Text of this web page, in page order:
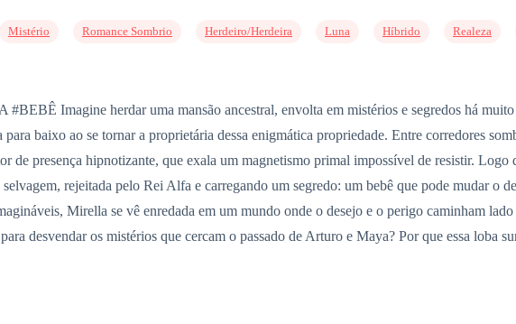
Mistério Romance Sombrio Herdeiro/Herdeira Luna Híbrido Realeza
Imagine herdar uma mansão ancestral, envolta em mistérios e segredos há
baixo ao se tornar a proprietária dessa enigmática propriedade. Entre corredores
de presença hipnotizante, que exala um magnetismo primal impossível de resistir. Logo
rejeitada pelo Rei Alfa e carregando um segredo: um bebê que pode mudar o
Mirella se vê enredada em um mundo onde o desejo e o perigo caminham
desvendar os mistérios que cercam o passado de Arturo e Maya? Por que essa loba